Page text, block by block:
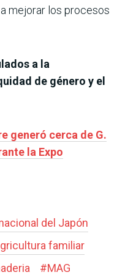
mejorar los procesos
a la
de género y el
generó cerca de G.
la Expo
del Japón
familiar
#MAG